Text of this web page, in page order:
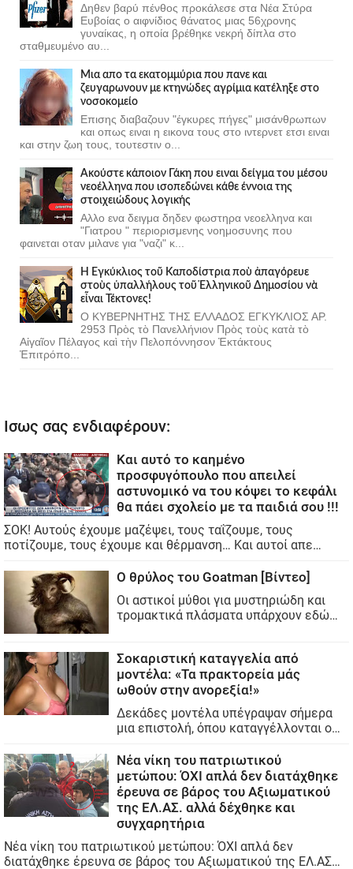
Δηθεν βαρύ πένθος προκάλεσε στα Νέα Στύρα
Ευβοίας ο αιφνίδιος θάνατος μιας 56χρονης
γυναίκας, η οποία βρέθηκε νεκρή δίπλα στο
σταθμευμένο αυ...
Μια απο τα εκατομμύρια που πανε και
ζευγαρωνουν με κτηνώδες αγρίμια κατέληξε στο
νοσοκομείο
Επισης διαβαζουν "έγκυρες πήγες" μισάνθρωπων
και οπως ειναι η εικονα τους στο ιντερνετ ετσι ειναι
και στην ζωη τους, τουτεστιν ο...
Ακούστε κάποιον Γάκη που ειναι δείγμα του μέσου
νεοέλληνα που ισοπεδώνει κάθε έννοια της
στοιχειώδους λογικής
Αλλο ενα δειγμα δηδεν φωστηρα νεοελληνα και
"Γιατρου " περιορισμενης νοημοσυνης που
φαινεται οταν μιλανε για "ναζι" κ...
Ἡ Ἐγκύκλιος τοῦ Καποδίστρια ποὺ ἀπαγόρευε
στοὺς ὑπαλλήλους τοῦ Ἑλληνικοῦ Δημοσίου νὰ
εἶναι Τέκτονες!
Ο ΚΥΒΕΡΝΗΤΗΣ ΤΗΣ ΕΛΛΑΔΟΣ ΕΓΚΥΚΛΙΟΣ ΑΡ.
2953 Πρὸς τὸ Πανελλήνιον Πρὸς τοὺς κατὰ τὸ
Αἰγαῖον Πέλαγος καὶ τὴν Πελοπόννησον Ἐκτάκτους
Ἐπιτρόπο...